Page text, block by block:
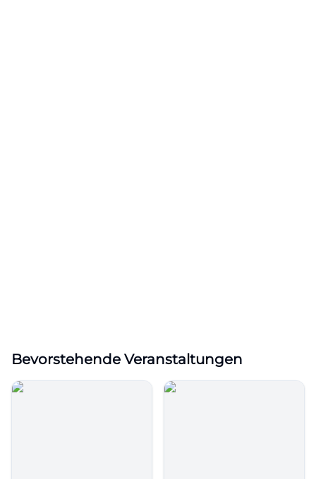
Bevorstehende Veranstaltungen